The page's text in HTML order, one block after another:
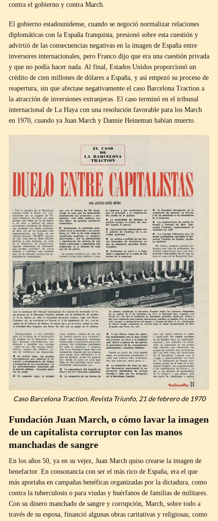
contra el gobierno y contra March.
El gobierno estadounidense, cuando se negoció normalizar relaciones
diplomáticas con la España franquista, presionó sobre esta cuestión y
advirtió de las consecuencias negativas en la imagen de España entre
inversores internacionales, pero Franco dijo que era una cuestión privada
y que no podía hacer nada. Al final, Estados Unidos proporcionó un
crédito de cien millones de dólares a España, y así empezó su proceso de
reapertura, sin que afectase negativamente el caso Barcelona Traction a
la atracción de inversiones extranjeras. El caso terminó en el tribunal
internacional de La Haya con una resolución favorable para los March
en 1970, cuando ya Juan March y Dannie Heineman habían muerto.
Caso Barcelona Traction. Revista Triunfo, 21 de febrero de 1970
Fundación Juan March, o cómo lavar la imagen
de un capitalista corruptor con las manos
manchadas de sangre
En los años 50, ya en su vejez, Juan March quiso crearse la imagen de
benefactor. En consonancia con ser el más rico de España, era el que
más aportaba en campañas benéficas organizadas por la dictadura, como
contra la tuberculosis o para viudas y huérfanos de familias de militares.
Con su dinero manchado de sangre y corrupción, March, sobre todo a
través de su esposa, financió algunas obras caritativas y religiosas, como